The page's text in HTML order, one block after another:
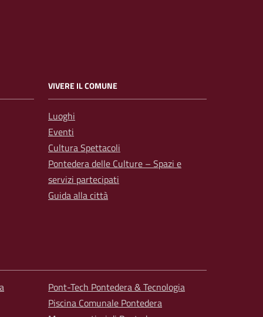
VIVERE IL COMUNE
Luoghi
Eventi
Cultura Spettacoli
Pontedera delle Culture – Spazi e
servizi partecipati
Guida alla città
Pont-Tech Pontedera & Tecnologia
Piscina Comunale Pontedera